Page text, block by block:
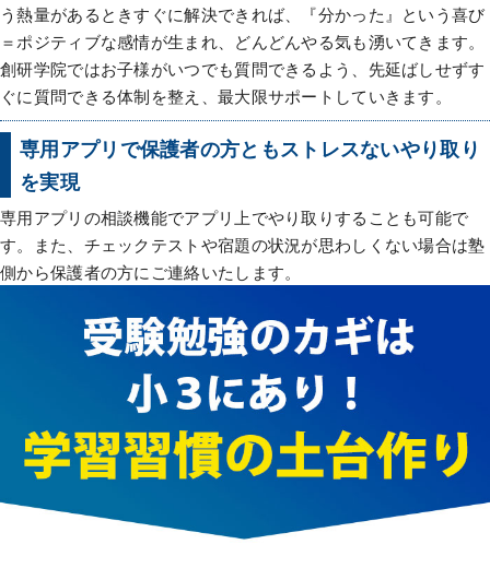
う熱量があるときすぐに解決できれば、『分かった』という喜び
＝ポジティブな感情が生まれ、どんどんやる気も湧いてきます。
創研学院ではお子様がいつでも質問できるよう、先延ばしせずす
ぐに質問できる体制を整え、最大限サポートしていきます。
専用アプリで保護者の方ともストレスないやり取り
を実現
専用アプリの相談機能でアプリ上でやり取りすることも可能で
す。また、チェックテストや宿題の状況が思わしくない場合は塾
側から保護者の方にご連絡いたします。